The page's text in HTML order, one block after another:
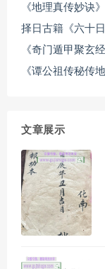
《地理真传妙诀》
择日古籍《六十
《奇门遁甲聚玄经
《谭公祖传秘传地
文章展示